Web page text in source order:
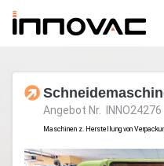
Angebot Nr. INNO24276
Maschinen z. Herstellung von